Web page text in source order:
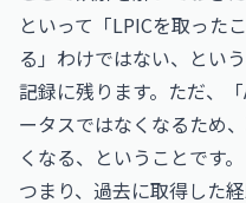
といって「LPICを取った
る」わけではない、とい
記録に残ります。ただ、
ータスではなくなるため
くなる、ということです。
つまり、過去に取得した